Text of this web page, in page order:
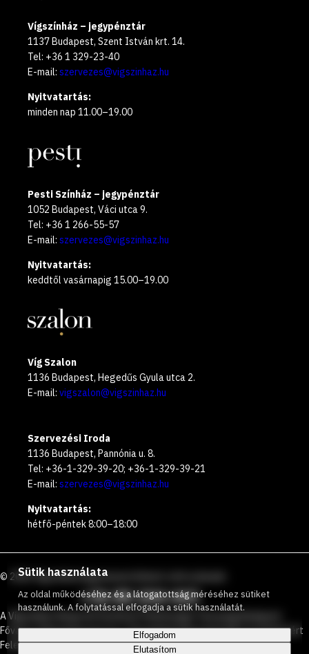
Vígszínház – jegypénztár
1137 Budapest, Szent István krt. 14.
Tel: +36 1 329-23-40
E-mail: szervezes@vigszinhaz.hu
Nyitvatartás:
minden nap 11.00–19.00
Pesti Színház – jegypénztár
1052 Budapest, Váci utca 9.
Tel: +36 1 266-55-57
E-mail: szervezes@vigszinhaz.hu
Nyitvatartás:
keddtől vasárnapig 15.00–19.00
Víg Szalon
1136 Budapest, Hegedűs Gyula utca 2.
E-mail: vigszalon@vigszinhaz.hu
Szervezési Iroda
1136 Budapest, Pannónia u. 8.
Tel: +36-1-329-39-20; +36-1-329-39-21
E-mail: szervezes@vigszinhaz.hu
Nyitvatartás:
hétfő-péntek 8:00–18:00
© 2026 VígszínházIngyenesen hívható zöld számunk
+36 80 204 443
A Vígszínház Nonprofit Korlátolt Felelősségű Társaság Budapest
Főváros Önkormányzata és a Társadalmi Kapcsolatokért és Kultúráért
Felelős Minisztérium által közösen működtetett színház.
Sütik használata
Az oldal működéséhez és a látogatottság méréséhez sütiket
használunk. A folytatással elfogadja a sütik használatát.
Elfogadom
Elutasítom